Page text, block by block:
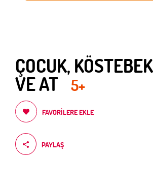
ÇOCUK,
VE AT 5+
FAVORILERE EKLE
PAYLAŞ